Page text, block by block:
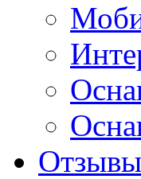
Отзывы